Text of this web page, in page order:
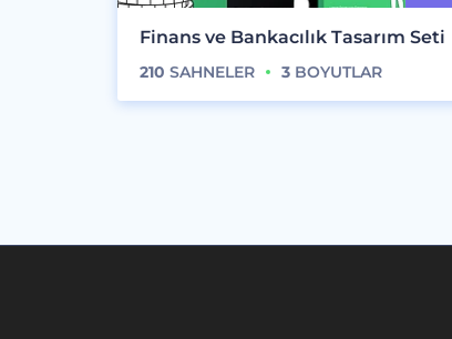
Finans ve Bankacılık Tasarım Seti
210 SAHNELER 3 BOYUTLAR